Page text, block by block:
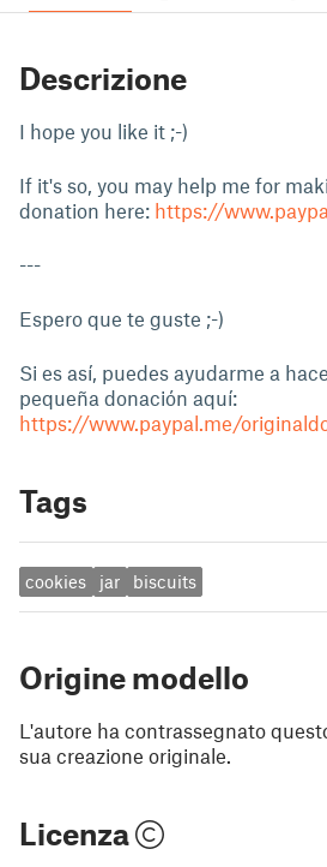
Descrizione
I hope you like it ;-)
If it's so, you may help me for
donation here: https://
---
Espero que te guste ;-)
Si es así, puedes ayudarme a
pequeña donación aquí:
https://www.paypal.me/
Tags
cookies jar biscuits
Origine modello
L'autore ha contrassegnato
sua creazione originale.
Licenza